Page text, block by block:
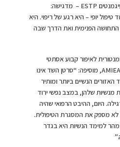
של הארגון האירופאי לחקר פיגמנטים ESTP – מדגישה:
יופי – היא רגע של ריפוי. היא
הפנימית ואת הדרך שבה
לאיפור קבוע אסתטי
ושיקומי, AMIEA National Trainer, מוסיפה: “סרטן השד אינו
הנשיים ביותר ומותיר
מנשיות שלהן, במצב נפשי ירוד
היום, ההיבט הרפואי שהיה
מספק את המסגרת הטיפולית.
למימד הנשיות היא בגדר